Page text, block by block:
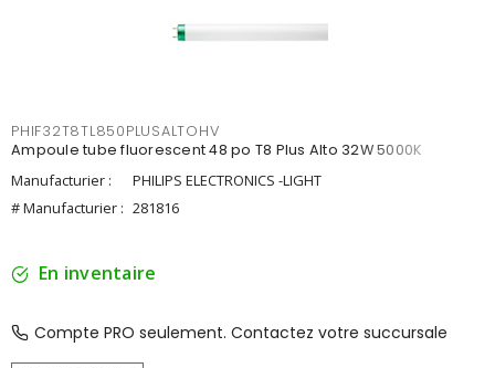
PHIF32T8TL850PLUSALTOHV
Ampoule tube fluorescent 48 po T8 Plus Alto 32W 5000K
Manufacturier :
PHILIPS ELECTRONICS -LIGHT
# Manufacturier : 281816
En inventaire
Compte PRO seulement. Contactez votre succursale